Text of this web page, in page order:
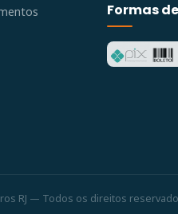
Formas
RJ — Todos os direitos